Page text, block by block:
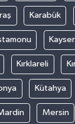
Karabük
Kırklareli
Kütahya
Mersin